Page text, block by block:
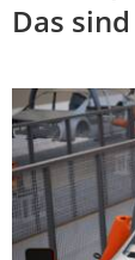
Das